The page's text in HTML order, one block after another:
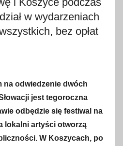
w wydarzeniach
bez opłat
na odwiedzenie dwóch
jest tegoroczna
odbędzie się festiwal na
lokalni artyści otworzą
W Koszycach, po